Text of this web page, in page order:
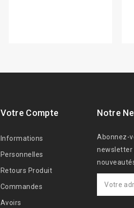
Votre Compte
Informations
Personnelles
Retours Produit
Commandes
Avoirs
Notre
Abonnez-
newsletter